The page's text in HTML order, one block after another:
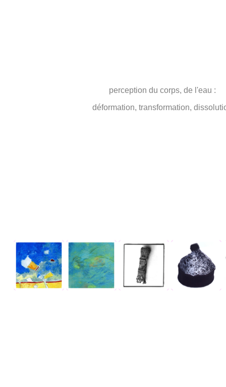
perception du corps, de l'eau :
déformation, transformation,